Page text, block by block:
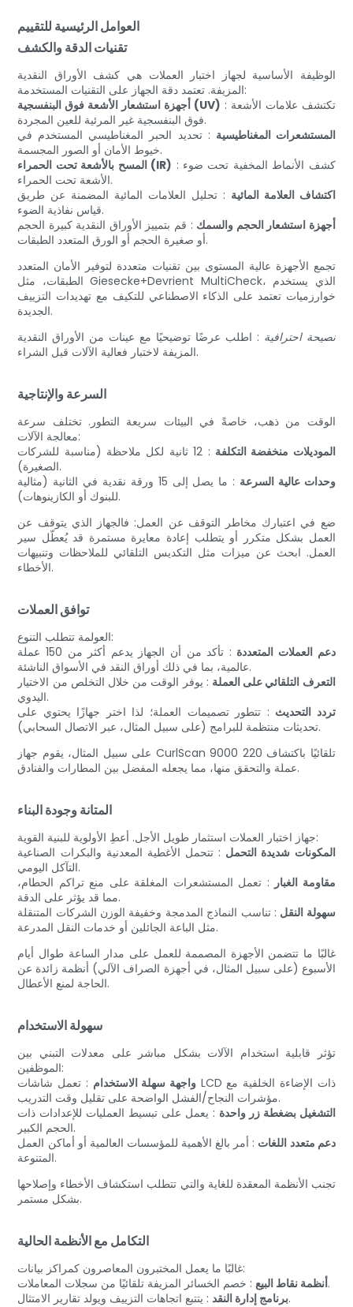
العوامل الرئيسية للتقييم
تقنيات الدقة والكشف
الوظيفة الأساسية لجهاز اختبار العملات هي كشف الأوراق النقدية
المزيفة. تعتمد دقة الجهاز على التقنيات المستخدمة:
أجهزة استشعار الأشعة فوق البنفسجية (UV) : تكتشف علامات الأشعة
فوق البنفسجية غير المرئية للعين المجردة.
المستشعرات المغناطيسية : تحديد الحبر المغناطيسي المستخدم في
خيوط الأمان أو الصور المجسمة.
المسح بالأشعة تحت الحمراء (IR) : كشف الأنماط المخفية تحت ضوء
الأشعة تحت الحمراء.
اكتشاف العلامة المائية : تحليل العلامات المائية المضمنة عن طريق
قياس نفاذية الضوء.
أجهزة استشعار الحجم والسمك : قم بتمييز الأوراق النقدية كبيرة الحجم
أو صغيرة الحجم أو الورق المتعدد الطبقات.
تجمع الأجهزة عالية المستوى بين تقنيات متعددة لتوفير الأمان المتعدد
الطبقات، مثل Giesecke+Devrient MultiCheck، الذي يستخدم
خوارزميات تعتمد على الذكاء الاصطناعي للتكيف مع تهديدات التزييف
الجديدة.
نصيحة احترافية : اطلب عرضًا توضيحيًا مع عينات من الأوراق النقدية
المزيفة لاختبار فعالية الآلات قبل الشراء.
السرعة والإنتاجية
الوقت من ذهب، خاصةً في البيئات سريعة التطور. تختلف سرعة
معالجة الآلات:
الموديلات منخفضة التكلفة
: 12 ثانية لكل ملاحظة (مناسبة للشركات
الصغيرة).
وحدات عالية السرعة
: ما يصل إلى 15 ورقة نقدية في الثانية (مثالية
للبنوك أو الكازينوهات).
ضع في اعتبارك مخاطر التوقف عن العمل: فالجهاز الذي يتوقف عن
العمل بشكل متكرر أو يتطلب إعادة معايرة مستمرة قد يُعطّل سير
العمل. ابحث عن ميزات مثل التكديس التلقائي للملاحظات وتنبيهات
الأخطاء.
توافق العملات
العولمة تتطلب التنوع:
دعم العملات المتعددة
: تأكد من أن الجهاز يدعم أكثر من 150 عملة
عالمية، بما في ذلك أوراق النقد في الأسواق الناشئة.
التعرف التلقائي على العملة : يوفر الوقت من خلال التخلص من الاختيار
اليدوي.
تردد التحديث : تتطور تصميمات العملة؛ لذا اختر جهازًا يحتوي على
تحديثات منتظمة للبرامج (على سبيل المثال، عبر الاتصال السحابي).
على سبيل المثال، يقوم جهاز CurlScan 9000 تلقائيًا باكتشاف 220
عملة والتحقق منها، مما يجعله المفضل بين المطارات والفنادق.
المتانة وجودة البناء
جهاز اختبار العملات استثمار طويل الأجل. أعطِ الأولوية للبنية القوية:
المكونات شديدة التحمل : تتحمل الأغطية المعدنية والبكرات الصناعية
التآكل اليومي.
مقاومة الغبار : تعمل المستشعرات المغلقة على منع تراكم الحطام،
مما قد يؤثر على الدقة.
سهولة النقل : تناسب النماذج المدمجة وخفيفة الوزن الشركات المتنقلة
مثل الباعة الجائلين أو خدمات النقل المدرعة.
غالبًا ما تتضمن الأجهزة المصممة للعمل على مدار الساعة طوال أيام
الأسبوع (على سبيل المثال، في أجهزة الصراف الآلي) أنظمة زائدة عن
الحاجة لمنع الأعطال.
سهولة الاستخدام
تؤثر قابلية استخدام الآلات بشكل مباشر على معدلات التبني بين
الموظفين:
واجهة سهلة الاستخدام : تعمل شاشات LCD ذات الإضاءة الخلفية مع
مؤشرات النجاح/الفشل الواضحة على تقليل وقت التدريب.
التشغيل بضغطة زر واحدة : يعمل على تبسيط العمليات للإعدادات ذات
الحجم الكبير.
دعم متعدد اللغات : أمر بالغ الأهمية للمؤسسات العالمية أو أماكن العمل
المتنوعة.
تجنب الأنظمة المعقدة للغاية والتي تتطلب استكشاف الأخطاء وإصلاحها
بشكل مستمر.
التكامل مع الأنظمة الحالية
غالبًا ما يعمل المختبرون المعاصرون كمراكز بيانات:
أنظمة نقاط البيع: خصم الخسائر المزيفة تلقائيًا من سجلات المعاملات.
برنامج إدارة النقد: يتتبع اتجاهات التزييف ويولد تقارير الامتثال.